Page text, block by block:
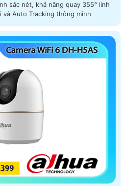
sắc nét, khả năng quay 355° linh
Auto Tracking thông minh